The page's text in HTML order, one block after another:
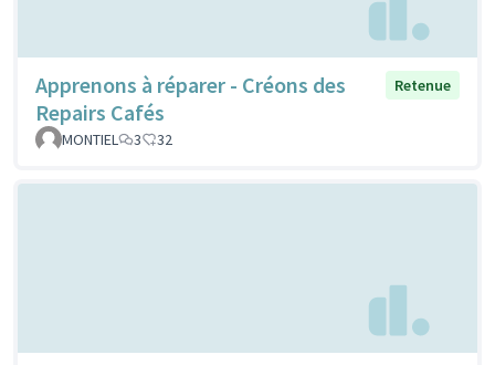
Apprenons à réparer - Créons des
Repairs Cafés
Retenue
MONTIEL 3 32